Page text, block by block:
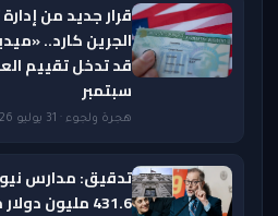
قرار جديد من
الجرين كارد..
سبتمبر
هجرة ولجوء · 31 يوليو 2026 — 8:19 AM
تدقيق: مدارس
431.6 مليون دولار من «ميديكيد